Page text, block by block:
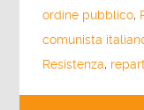
ordine pubblico,
comunista
Resistenza,